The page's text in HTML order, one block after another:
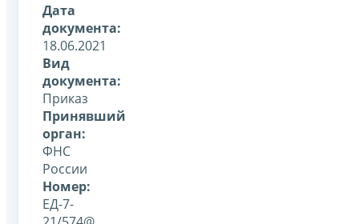
Дата
документа:
18.06.2021
Вид
документа:
Приказ
Принявший
орган:
ФНС
России
Номер:
ЕД-7-